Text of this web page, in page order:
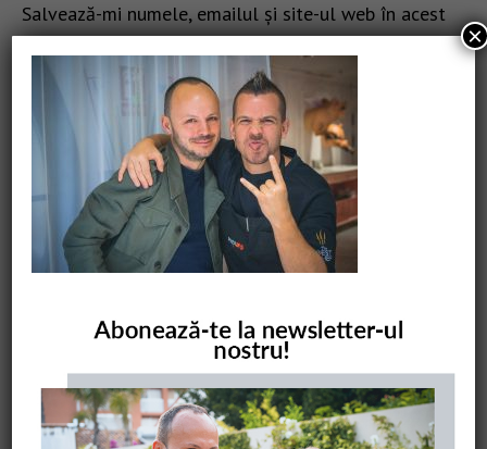
Salvează-mi numele, emailul și site-ul web în acest
CAUTARE
COMANDĂ CARTEA NOASTRĂ
×